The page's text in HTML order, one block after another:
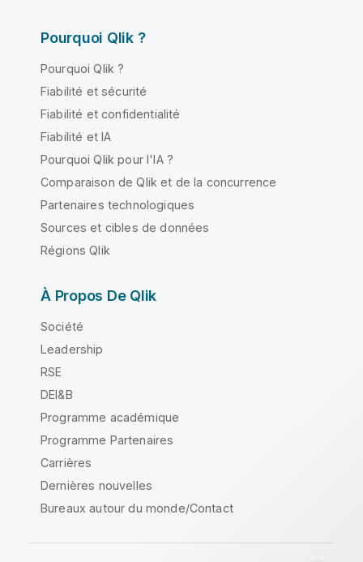
Pourquoi Qlik ?
Pourquoi Qlik ?
Fiabilité et sécurité
Fiabilité et confidentialité
Fiabilité et IA
Pourquoi Qlik pour l'IA ?
Comparaison de Qlik et de la concurrence
Partenaires technologiques
Sources et cibles de données
Régions Qlik
À Propos De Qlik
Société
Leadership
RSE
DEI&B
Programme académique
Programme Partenaires
Carrières
Dernières nouvelles
Bureaux autour du monde/Contact